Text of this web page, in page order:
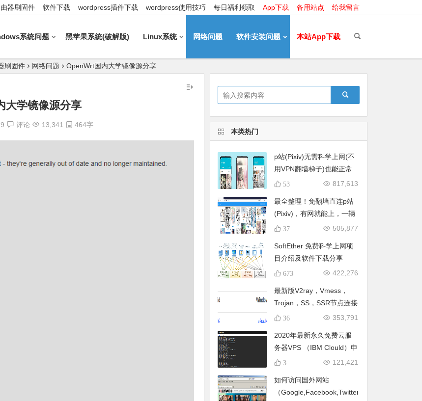
器刷固件 软件下载 wordpress插件下载 wordpress使用技巧 每日福利领取 App下载 备用站点 给我留言
系统问题 黑苹果系统(破解版) Linux系统 网络问题 软件安装问题 本站App下载
刷固件 网络问题 OpenWrt国内大学镜像源分享
大学镜像源分享
评论 13,341 464字
本类热门
p站(Pixiv)无需科学上网(不
用VPN翻墙梯子)也能正常
在线打开的方法分享817,613
53
最全整理！免翻墙直连p站
(Pixiv)，有网就能上，一辆
开往Pixiv的直通车！手机/
条龙 全平台直连Pixiv 批量
下载P站图片
505,877
37
SoftEther 免费科学上网项
目介绍及软件下载分享
422,276
673
最新版V2ray，Vmess，
Trojan，SS，SSR节点连接
器免费分享
353,791
36
2020年最新永久免费云服
务器VPS （IBM Clould）申
请，搭建永久免费节点！无
永久免费部署V2ray科学上
网！(已修复一键脚本上的
121,421
3
如何访问国外网站
（Google,Facebook,Twitter,Youtube,）?